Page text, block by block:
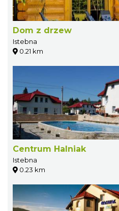
Dom z drzew
Istebna
0.21 km
Centrum Halniak
Istebna
0.23 km